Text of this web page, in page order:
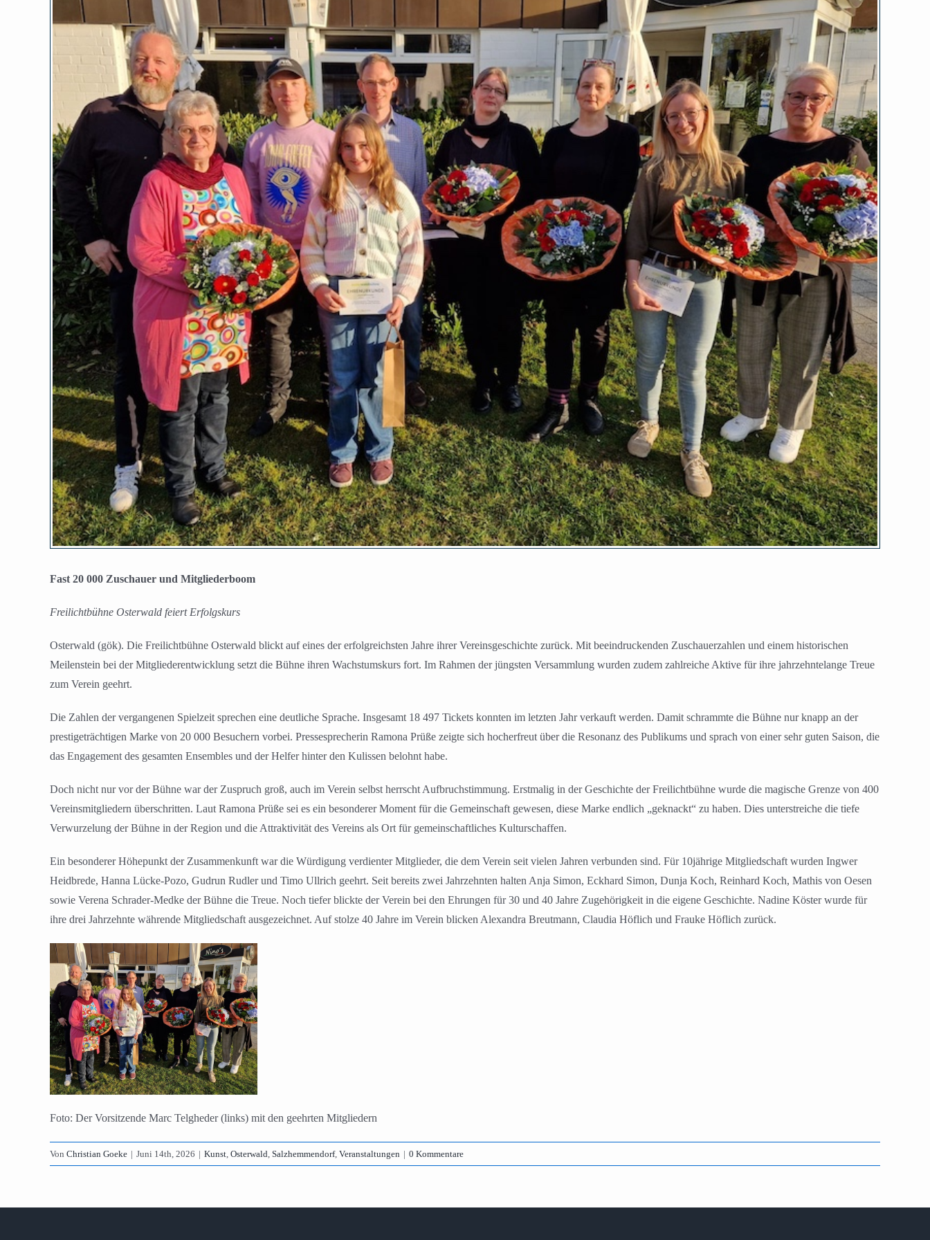
Fast 20 000 Zuschauer und Mitgliederboom
Freilichtbühne Osterwald feiert Erfolgskurs
Osterwald (gök). Die Freilichtbühne Osterwald blickt auf eines der erfolgreichsten Jahre ihrer Vereinsgeschichte zurück. Mit beeindruckenden Zuschauerzahlen und einem historischen
Meilenstein bei der Mitgliederentwicklung setzt die Bühne ihren Wachstumskurs fort. Im Rahmen der jüngsten Versammlung wurden zudem zahlreiche Aktive für ihre jahrzehntelange Treue
zum Verein geehrt.
Die Zahlen der vergangenen Spielzeit sprechen eine deutliche Sprache. Insgesamt 18 497 Tickets konnten im letzten Jahr verkauft werden. Damit schrammte die Bühne nur knapp an der
prestigeträchtigen Marke von 20 000 Besuchern vorbei. Pressesprecherin Ramona Prüße zeigte sich hocherfreut über die Resonanz des Publikums und sprach von einer sehr guten Saison, die
das Engagement des gesamten Ensembles und der Helfer hinter den Kulissen belohnt habe.
Doch nicht nur vor der Bühne war der Zuspruch groß, auch im Verein selbst herrscht Aufbruchstimmung. Erstmalig in der Geschichte der Freilichtbühne wurde die magische Grenze von 400
Vereinsmitgliedern überschritten. Laut Ramona Prüße sei es ein besonderer Moment für die Gemeinschaft gewesen, diese Marke endlich „geknackt“ zu haben. Dies unterstreiche die tiefe
Verwurzelung der Bühne in der Region und die Attraktivität des Vereins als Ort für gemeinschaftliches Kulturschaffen.
Ein besonderer Höhepunkt der Zusammenkunft war die Würdigung verdienter Mitglieder, die dem Verein seit vielen Jahren verbunden sind. Für 10jährige Mitgliedschaft wurden Ingwer
Heidbrede, Hanna Lücke-Pozo, Gudrun Rudler und Timo Ullrich geehrt. Seit bereits zwei Jahrzehnten halten Anja Simon, Eckhard Simon, Dunja Koch, Reinhard Koch, Mathis von Oesen
sowie Verena Schrader-Medke der Bühne die Treue. Noch tiefer blickte der Verein bei den Ehrungen für 30 und 40 Jahre Zugehörigkeit in die eigene Geschichte. Nadine Köster wurde für
ihre drei Jahrzehnte währende Mitgliedschaft ausgezeichnet. Auf stolze 40 Jahre im Verein blicken Alexandra Breutmann, Claudia Höflich und Frauke Höflich zurück.
Foto: Der Vorsitzende Marc Telgheder (links) mit den geehrten Mitgliedern
Von Christian Goeke | Juni 14th, 2026 | Kunst, Osterwald, Salzhemmendorf, Veranstaltungen | 0 Kommentare